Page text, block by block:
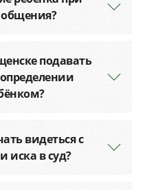
подавать
видеться с
иска в суд?